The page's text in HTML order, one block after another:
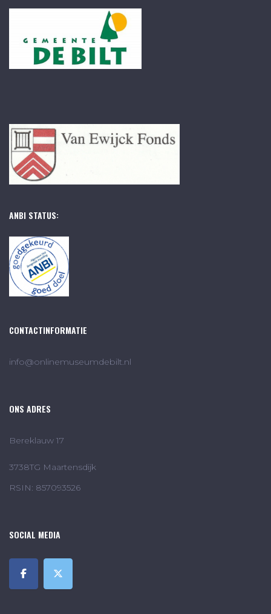
ANBI STATUS:
CONTACTINFORMATIE
info@onlinemuseumdebilt.nl
ONS ADRES
Bereklauw 17
3738TG Maartensdijk
RSIN: 857093526
SOCIAL MEDIA